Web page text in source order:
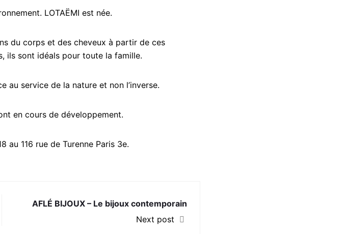
LOTAËMI est née.
du corps et des cheveux à partir de ces
ils sont idéals pour toute la famille.
au service de la nature et non l’inverse.
en cours de développement.
au 116 rue de Turenne Paris 3e.
AFLÉ BIJOUX – Le bijoux contemporain
Next post